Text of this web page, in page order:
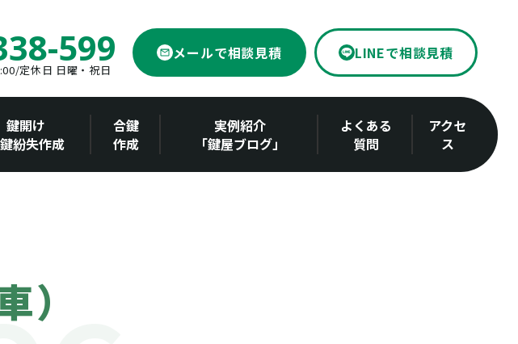
599
定休日 日曜・祝日
メールで相談見積 LINEで相談見積
鍵開け
鍵紛失作成
合鍵
作成
実例紹介
「鍵屋ブログ」
よくある
質問
アクセ
ス
）